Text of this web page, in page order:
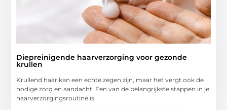
Diepreinigende haarverzorging voor gezonde
krullen
Krullend haar kan een echte zegen zijn, maar het vergt ook de
nodige zorg en aandacht. Een van de belangrijkste stappen in je
haarverzorgingsroutine is